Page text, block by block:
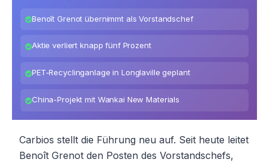
Benoît Grenot übernimmt als Vorstandschef
Aktie verliert knapp fünf Prozent
PET-Recyclinganlage in Longlaville geplant
China-Projekt mit Wankai New Materials
Carbios stellt die Führung neu auf. Seit heute leitet
Benoît Grenot den Posten des Vorstandschefs,